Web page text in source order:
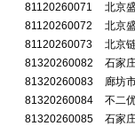
81120260071
北京
81120260072
北京
81120260073
北京
81320260082
石家
81320260083
廊坊
81320260084
不二
81320260085
石家